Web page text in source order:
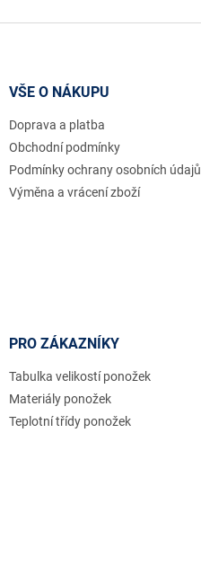
VŠE O NÁKUPU
Doprava a platba
Obchodní podmínky
Podmínky ochrany osobních údajů
Výměna a vrácení zboží
PRO ZÁKAZNÍKY
Tabulka velikostí ponožek
Materiály ponožek
Teplotní třídy ponožek